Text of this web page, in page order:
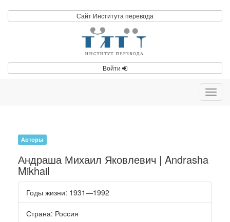
Сайт Института перевода
Войти
Авторы
Андраша Михаил Яковлевич | Andrasha
Mikhail
Годы жизни: 1931—1992
Страна: Россия